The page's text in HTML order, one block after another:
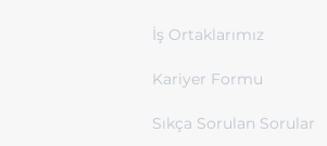
İş Ortaklarımız
Kariyer Formu
Sıkça Sorulan Sorular